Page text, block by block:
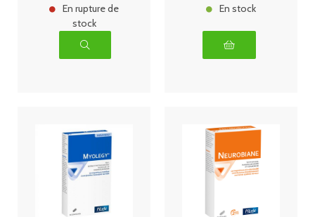
En rupture de
stock
En stock